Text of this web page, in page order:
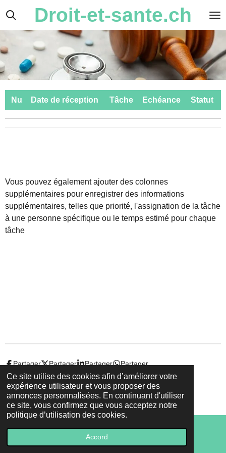
Ce site utilise des cookies afin d’améliorer votre
expérience utilisateur et vous proposer des
annonces personnalisées. En continuant d'utiliser
ce site, vous confirmez que vous acceptez notre
politique d’utilisation des cookies.
Accord
Passer
contenu
principal
Droit-et-sante.ch
Nu Date de réception Tâche Echéance Statut
Vous pouvez également ajouter des colonnes
supplémentaires pour enregistrer des informations
supplémentaires, telles que priorité, l'assignation de la tâche
à une personne spécifique ou le temps estimé pour chaque
tâche
Partager Partager Partager Partager
© 2022 - 2026 Droit-et-sante.ch
Propulsé par Webador
E-mail